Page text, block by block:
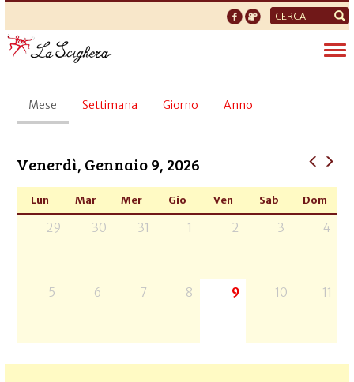
Form
di
ricerca
Schede
primarie
Mese (scheda
attiva)
Settimana Giorno Anno
Venerdì, Gennaio 9, 2026
Lun Mar Mer Gio Ven Sab Dom
29 30 31 1 2 3 4
5 6 7 8 9 10 11